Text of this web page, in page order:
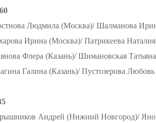
Людмила (Москва)/ Шалманова
Ирина (Москва)/ Патрикеева
Флера (Казань)/ Шимановская
Галина (Казань)/ Пустозерова
Андрей (Нижний Новгород)/